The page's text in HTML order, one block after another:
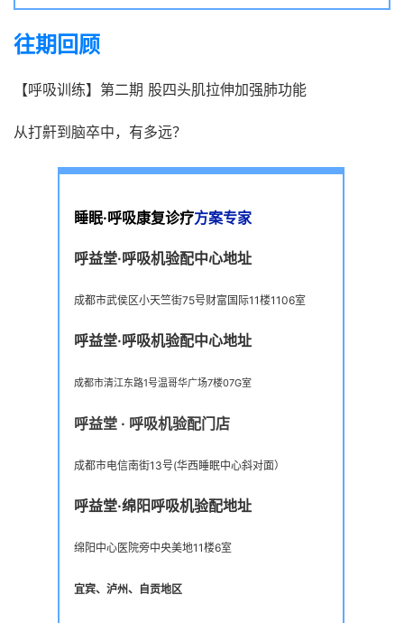
往期回顾
【呼吸训练】第二期 股四头肌拉伸加强肺功能
从打鼾到脑卒中，有多远？
睡眠·呼吸康复诊疗方案专家
呼益堂·呼吸机验配中心地址
成都市武侯区小天竺街75号财富国际11楼1106室
呼益堂·呼吸机验配中心地址
成都市清江东路1号温哥华广场7楼07G室
呼益堂 · 呼吸机验配门店
成都市电信南街13号(华西睡眠中心斜对面）
呼益堂·绵阳呼吸机验配地址
绵阳中心医院旁中央美地11楼6室
宜宾、泸州、自贡地区